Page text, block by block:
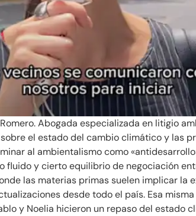
Abogada especializada en litigio
el estado del cambio climático y las
al ambientalismo como
y cierto equilibrio de negociación
las materias primas suelen implicar la
desde todo el país. Esa
y Noelia hicieron un repaso del estado